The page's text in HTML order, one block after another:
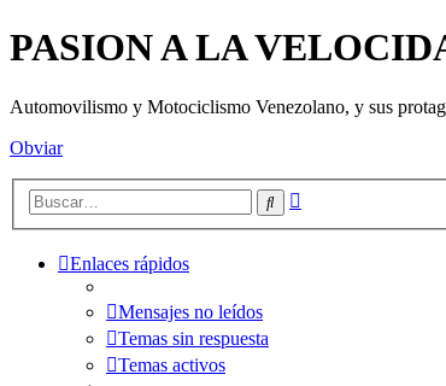
PASION A LA
Automovilismo y Motociclismo Venezolano, y sus
Obviar
Buscar
Enlaces rápidos
Mensajes no leídos
Temas sin respuesta
Temas activos